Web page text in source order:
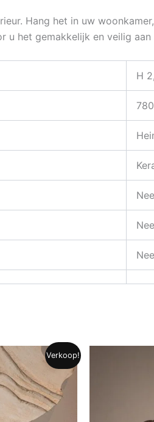
Hang het in uw
het gemakkelijk en veilig
H
Nee
Nee
Nee
Verkoop!